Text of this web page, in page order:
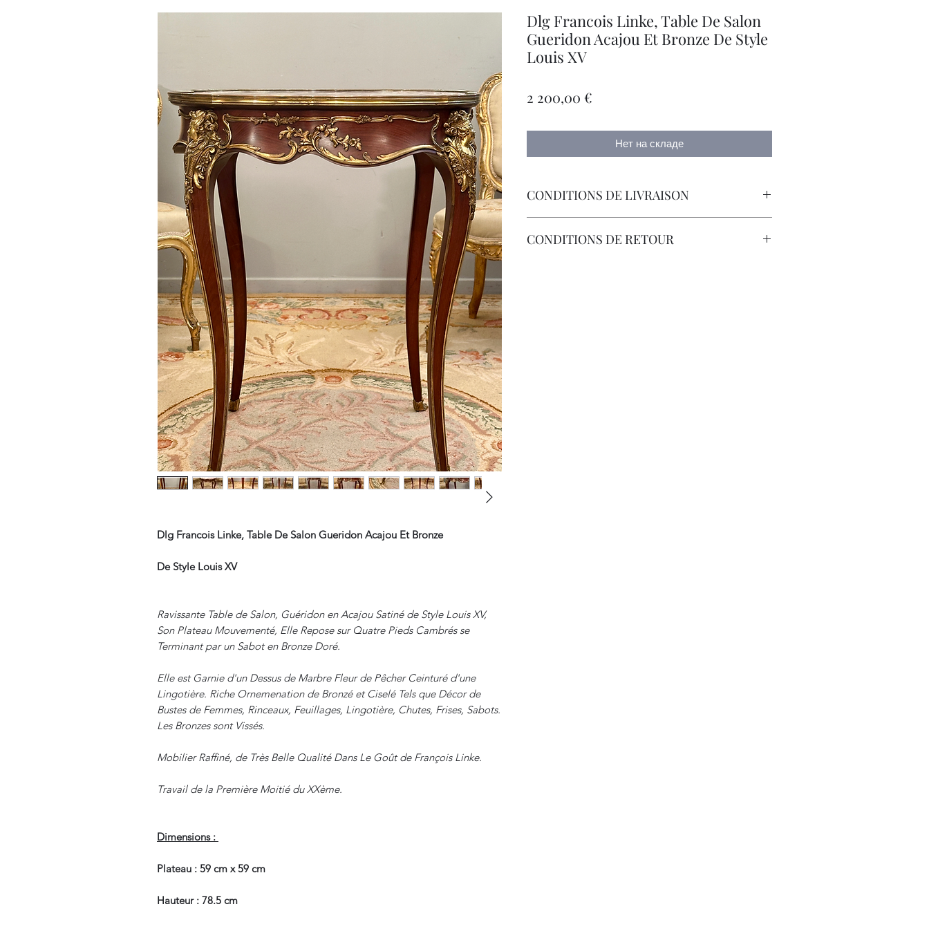
Dlg Francois Linke, Table De Salon Gueridon Acajou Et Bronze
De Style Louis XV
Ravissante Table de Salon, Guéridon en Acajou Satiné de Style Louis XV,
Son Plateau Mouvementé, Elle Repose sur Quatre Pieds Cambrés se
Terminant par un Sabot en Bronze Doré.
Elle est Garnie d'un Dessus de Marbre Fleur de Pêcher Ceinturé d'une
Lingotière. Riche Ornemenation de Bronzé et Ciselé Tels que Décor de
Bustes de Femmes, Rinceaux, Feuillages, Lingotière, Chutes, Frises, Sabots.
Les Bronzes sont Vissés.
Mobilier Raffiné, de Très Belle Qualité Dans Le Goût de François Linke.
Travail de la Première Moitié du XXème.
Dimensions :
Plateau : 59 cm x 59 cm
Hauteur : 78.5 cm
Dlg Francois Linke, Table De Salon
Gueridon Acajou Et Bronze De Style
Louis XV
2 200,00 €
Нет на складе
CONDITIONS DE LIVRAISON
CONDITIONS DE RETOUR